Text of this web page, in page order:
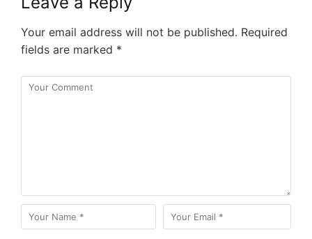
Your email address will not be published. Required
fields are marked *